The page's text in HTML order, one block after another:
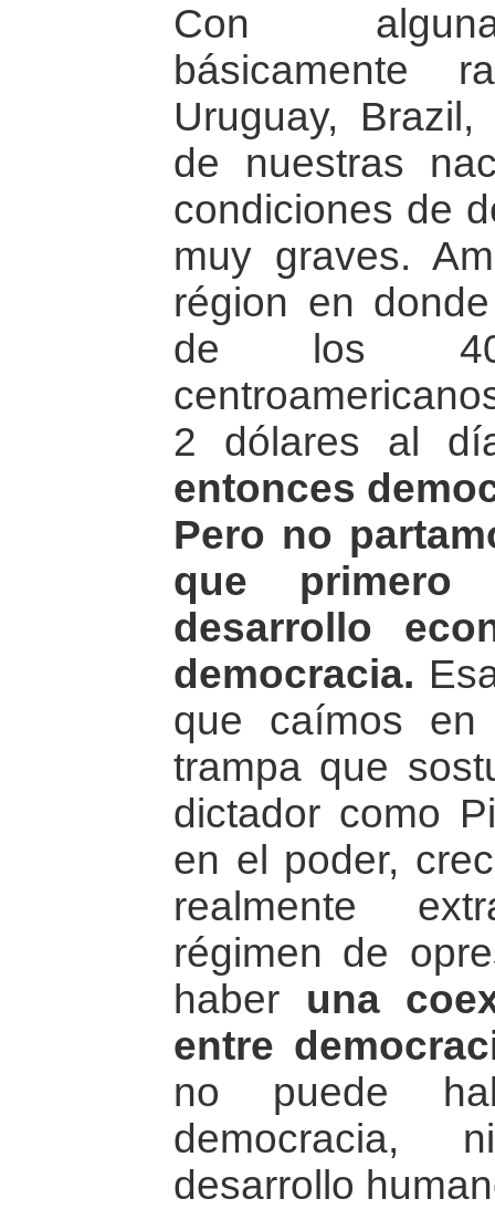
Con
básicamente
Uruguay,
de nuestras
condiciones de
muy graves.
région en
de los
2 dólares al
entonces
Pero no
que primero
desarrollo
democracia.
que caímos
trampa que
dictador como
en el poder,
realmente
régimen de
haber una
entre
no puede
democracia,
desarrollo